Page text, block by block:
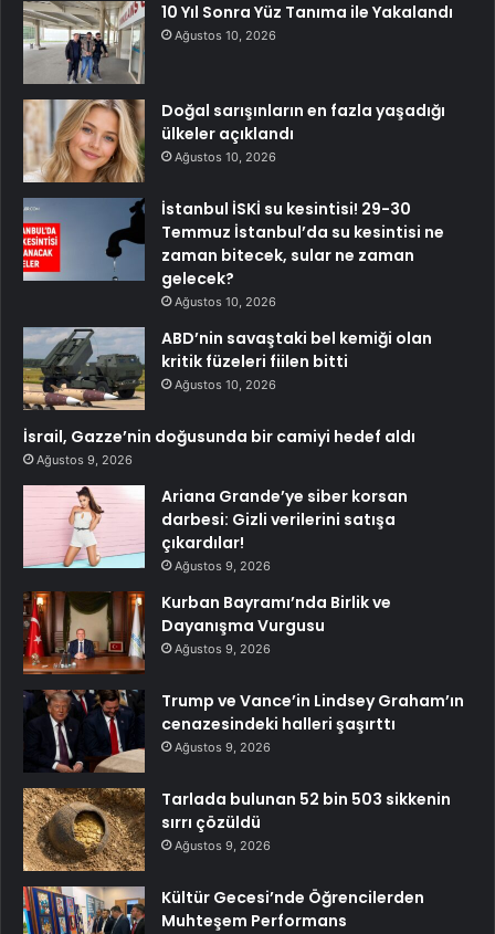
10 Yıl Sonra Yüz Tanıma ile Yakalandı
Ağustos 10, 2026
Doğal sarışınların en fazla yaşadığı
ülkeler açıklandı
Ağustos 10, 2026
İstanbul İSKİ su kesintisi! 29-30
Temmuz İstanbul’da su kesintisi ne
zaman bitecek, sular ne zaman
gelecek?
Ağustos 10, 2026
ABD’nin savaştaki bel kemiği olan
kritik füzeleri fiilen bitti
Ağustos 10, 2026
İsrail, Gazze’nin doğusunda bir camiyi hedef aldı
Ağustos 9, 2026
Ariana Grande’ye siber korsan
darbesi: Gizli verilerini satışa
çıkardılar!
Ağustos 9, 2026
Kurban Bayramı’nda Birlik ve
Dayanışma Vurgusu
Ağustos 9, 2026
Trump ve Vance’in Lindsey Graham’ın
cenazesindeki halleri şaşırttı
Ağustos 9, 2026
Tarlada bulunan 52 bin 503 sikkenin
sırrı çözüldü
Ağustos 9, 2026
Kültür Gecesi’nde Öğrencilerden
Muhteşem Performans